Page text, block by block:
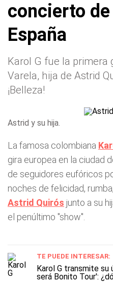
concierto de
España
Karol G fue la primera
Varela, hija de Astrid
¡Belleza!
Astrid y su hija.
La famosa colombiana
gira europea en la ciudad
de seguidores eufóricos
noches de felicidad,
Astrid Quirós junto a su
el penúltimo "show".
TE PUEDE INTERESAR:
Karol G transmite
será Bonito Tour':